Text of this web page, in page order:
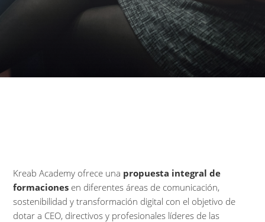
Kreab Academy ofrece una propuesta integral de
formaciones en diferentes áreas de comunicación,
sostenibilidad y transformación digital con el objetivo de
dotar a CEO, directivos y profesionales líderes de las